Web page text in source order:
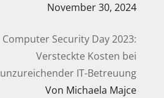
November 30, 2024
Computer Security Day 2023:
Versteckte Kosten bei
unzureichender IT-Betreuung
Von Michaela Majce